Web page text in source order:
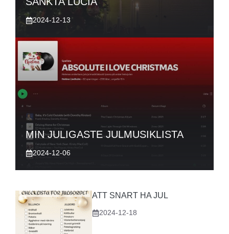
2024-12-13
MIN JULIGASTE JULMUSIKLISTA
2024-12-06
ATT SNART HA JUL
2024-12-18